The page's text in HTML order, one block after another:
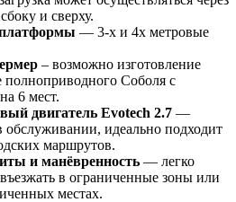
и сверху.
— 3-х и 4х метровые
– возможно изготовление
полноприводного Соболя с
6 мест.
двигатель Evotech 2.7 —
обслуживании, идеально подходит
маршрутов.
и манёвренность — легко
в ограниченные зоны или
местах.